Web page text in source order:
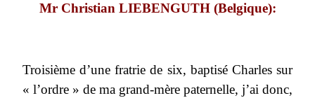
Mr Christian LIEBENGUTH (Belgique):
Troisième d’une fratrie de six, baptisé Charles sur
« l’ordre » de ma grand-mère paternelle, j’ai donc,